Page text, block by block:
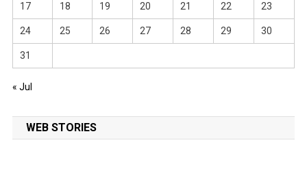
17 18 19 20 21 22 23
24 25 26 27 28 29 30
31
« Jul
WEB STORIES